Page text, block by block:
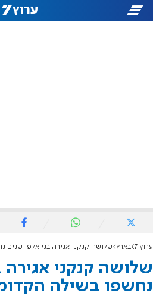
ערוץ 7 בארץ שלושה קנקני אגירה בני אלפי שנים
שלושה קנקני אגירה
נחשפו בשילה